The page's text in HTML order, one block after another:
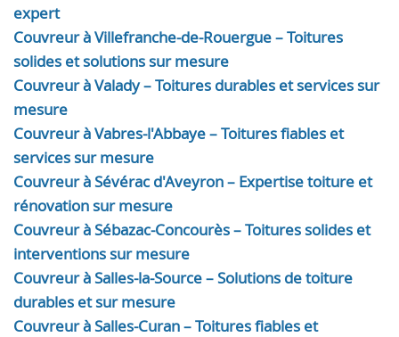
expert
Couvreur à Villefranche-de-Rouergue – Toitures
solides et solutions sur mesure
Couvreur à Valady – Toitures durables et services sur
mesure
Couvreur à Vabres-l'Abbaye – Toitures fiables et
services sur mesure
Couvreur à Sévérac d'Aveyron – Expertise toiture et
rénovation sur mesure
Couvreur à Sébazac-Concourès – Toitures solides et
interventions sur mesure
Couvreur à Salles-la-Source – Solutions de toiture
durables et sur mesure
Couvreur à Salles-Curan – Toitures fiables et